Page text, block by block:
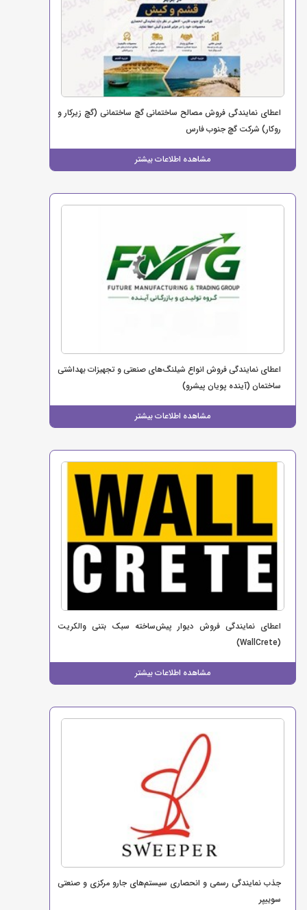
اعطای نمایندگی فروش مصالح ساختمانی گچ ساختمانی (گچ زیرکار و
روکار) شرکت گچ جنوب فارس
مشاهده اطلاعات بیشتر
اعطای نمایندگی فروش انواع شیلنگ‌های صنعتی و تجهیزات بهداشتی
ساختمان (آینده پویان پیشرو)
مشاهده اطلاعات بیشتر
اعطای نمایندگی فروش دیوار پیش‌ساخته سبک بتنی والکریت
(WallCrete)
مشاهده اطلاعات بیشتر
جذب نمایندگی رسمی و انحصاری سیستم‌های جارو مرکزی و صنعتی
سوییپر